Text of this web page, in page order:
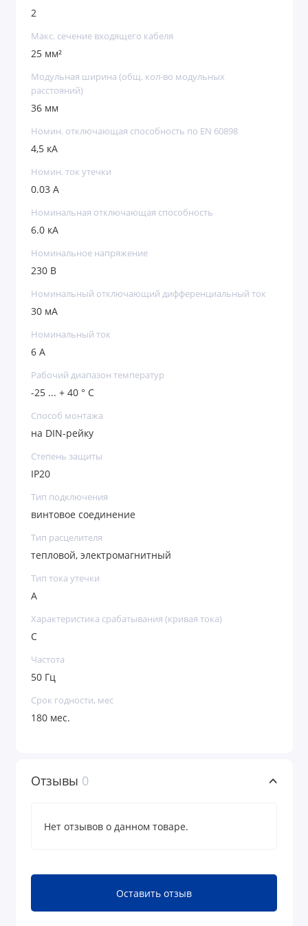
2
Макс. сечение входящего кабеля
25 мм²
Модульная ширина (общ. кол-во модульных
расстояний)
36 мм
Номин. отключающая способность по EN 60898
4,5 кА
Номин. ток утечки
0.03 А
Номинальная отключающая способность
6.0 кА
Номинальное напряжение
230 В
Номинальный отключающий дифференциальный ток
30 мА
Номинальный ток
6 А
Рабочий диапазон температур
-25 ... + 40 ° C
Способ монтажа
на DIN-рейку
Степень защиты
IP20
Тип подключения
винтовое соединение
Тип расцелителя
тепловой, электромагнитный
Тип тока утечки
А
Характеристика срабатывания (кривая тока)
С
Частота
50 Гц
Срок годности, мес
180 мес.
Отзывы 0
Нет отзывов о данном товаре.
Оставить отзыв